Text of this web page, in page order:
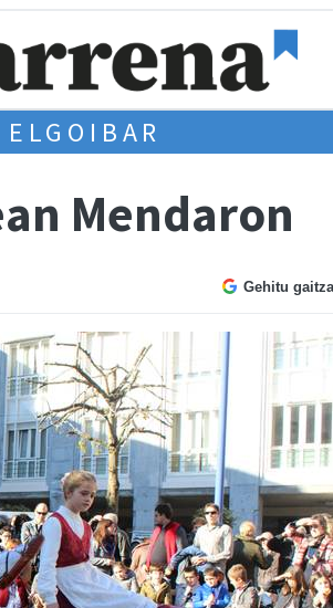
ELGOIBAR
Mendaron
Gehitu